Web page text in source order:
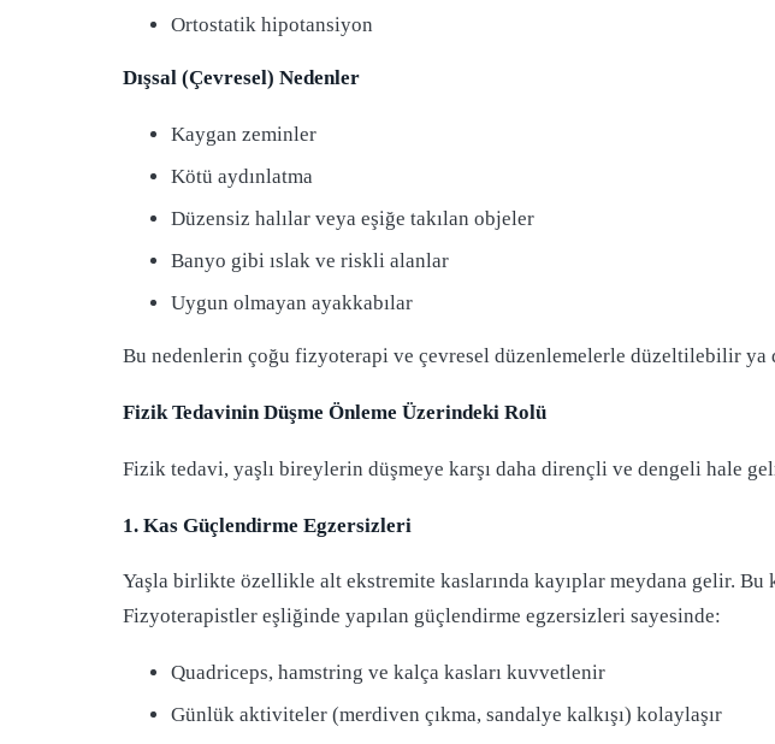
Ortostatik hipotansiyon
Dışsal (Çevresel) Nedenler
Kaygan zeminler
Kötü aydınlatma
Düzensiz halılar veya eşiğe takılan objeler
Banyo gibi ıslak ve riskli alanlar
Uygun olmayan ayakkabılar
Bu nedenlerin çoğu fizyoterapi ve çevresel düzenlemelerle düzeltilebilir ya
Fizik Tedavinin Düşme Önleme Üzerindeki Rolü
Fizik tedavi, yaşlı bireylerin düşmeye karşı daha dirençli ve dengeli hale
1. Kas Güçlendirme Egzersizleri
Yaşla birlikte özellikle alt ekstremite kaslarında kayıplar meydana gelir.
Fizyoterapistler eşliğinde yapılan güçlendirme egzersizleri sayesinde:
Quadriceps, hamstring ve kalça kasları kuvvetlenir
Günlük aktiviteler (merdiven çıkma, sandalye kalkışı) kolaylaşır